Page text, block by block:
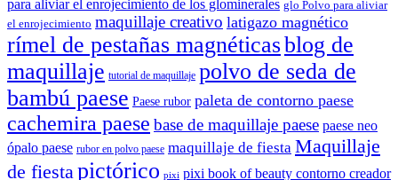
para aliviar el enrojecimiento de los glominerales glo Polvo para aliviar
el enrojecimiento maquillaje creativo latigazo magnético
rímel de pestañas magnéticasblog de
maquillaje tutorial de maquillaje polvo de seda de
bambú paese Paese rubor paleta de contorno paese
cachemira paese base de maquillaje paese paese neo
ópalo paese rubor en polvo paese maquillaje de fiesta Maquillaje
de fiestapictórico pixi pixi book of beauty contorno creador